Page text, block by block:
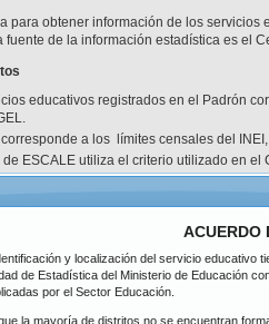
para obtener información de los
de la información estadística es el
educativos registrados en el Padrón
a los límites censales del
ESCALE utiliza el criterio utilizado en
de datos disponibles.
Departamento
Provincia
Distrito
ACUERDO
y localización del servicio educativo
de Estadística del Ministerio de Educación
por el Sector Educación.
la mayoría de distritos no se encuentran